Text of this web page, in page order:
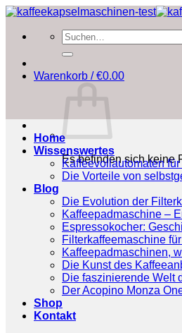
Zum
springen
Suchen
nach:
Warenkorb /€0.00
Es befinden sich keine
Home
Wissenswertes
Kaffeevollautomaten
Die Vorteile von
Blog
Die Evolution der
Kaffeepadmaschine –
Espressokocher:
Filterkaffeemaschine
Kaffeepadmaschinen,
Die Kunst des
Die faszinierende Welt
Der Acopino Monza
Shop
Kontakt